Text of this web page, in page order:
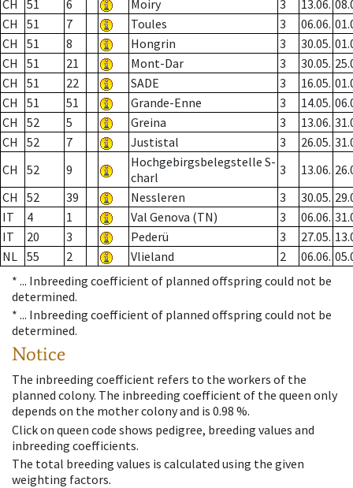
CH 51 6 Moiry 3 13.06.
CH
51 7 Toules 3 06.06.
CH
51 8 Hongrin 3 30.05.
CH
51 21 Mont-Dar 3 30.05.
CH
51 22 SADE 3 16.05.
CH
51 51 Grande-Enne 3 14.05.
CH
52 5 Greina 3 13.06.
CH
52 7 Justistal 3 26.05.
CH
52 9
Hochgebirgsbelegstelle S-
charl
3 13.06.
CH
52 39 Nessleren 3 30.05.
IT
4 1 Val Genova (TN) 3 06.06.
IT
20 3 Pederü 3 27.05.
NL 55 2 Vlieland 2 06.06.
* ... Inbreeding coefficient of planned offspring could not be
determined.
* ... Inbreeding coefficient of planned offspring could not be
determined.
Notice
The inbreeding coefficient refers to the workers of the
planned colony. The inbreeding coefficient of the queen only
depends on the mother colony and is 0.98 %.
Click on queen code shows pedigree, breeding values and
inbreeding coefficients.
The total breeding values is calculated using the given
weighting factors.